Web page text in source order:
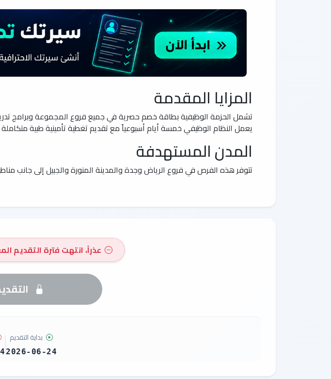
المزايا المقدمة
تشمل الحزمة الوظيفية بطاقة خصم حصرية في جميع فروع المجموعة وبرامج
يعمل النظام الوظيفي خمسة أيام أسبوعياً مع تقديم تغطية تأمينية طبية
المدن المستهدفة
تتوفر هذه الفرص في فروع الرياض وجدة والمدينة المنورة والجبيل إلى جانب
عذراً، انتهت فترة التقديم
بداية التقديم
2026-06-24